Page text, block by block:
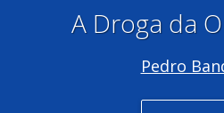
A Droga da
Pedro